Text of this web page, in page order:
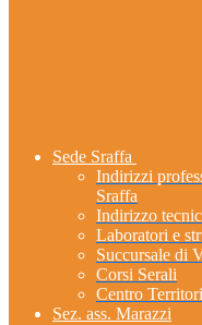
Sede Sraffa
Indirizzi
Sraffa
Indirizzo
Laboratori e
Succursale di
Corsi Serali
Centro
Sez. ass. Marazzi